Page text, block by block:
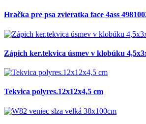
Hračka pre psa zvieratka face 4ass
Zápich ker.tekvica úsmev v klobúku
Tekvica polyres.12x12x4,5 cm